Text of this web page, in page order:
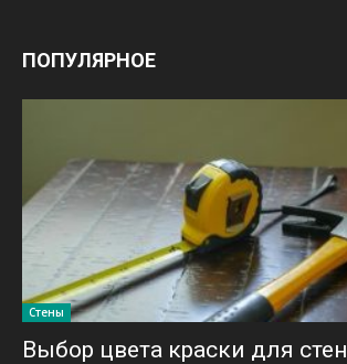
ПОПУЛЯРНОЕ
Стены
Выбор цвета краски для стен